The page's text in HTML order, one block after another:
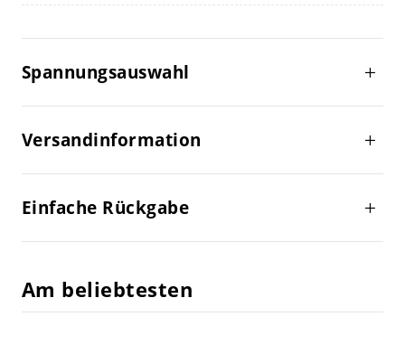
Spannungsauswahl
Versandinformation
Einfache Rückgabe
Am beliebtesten